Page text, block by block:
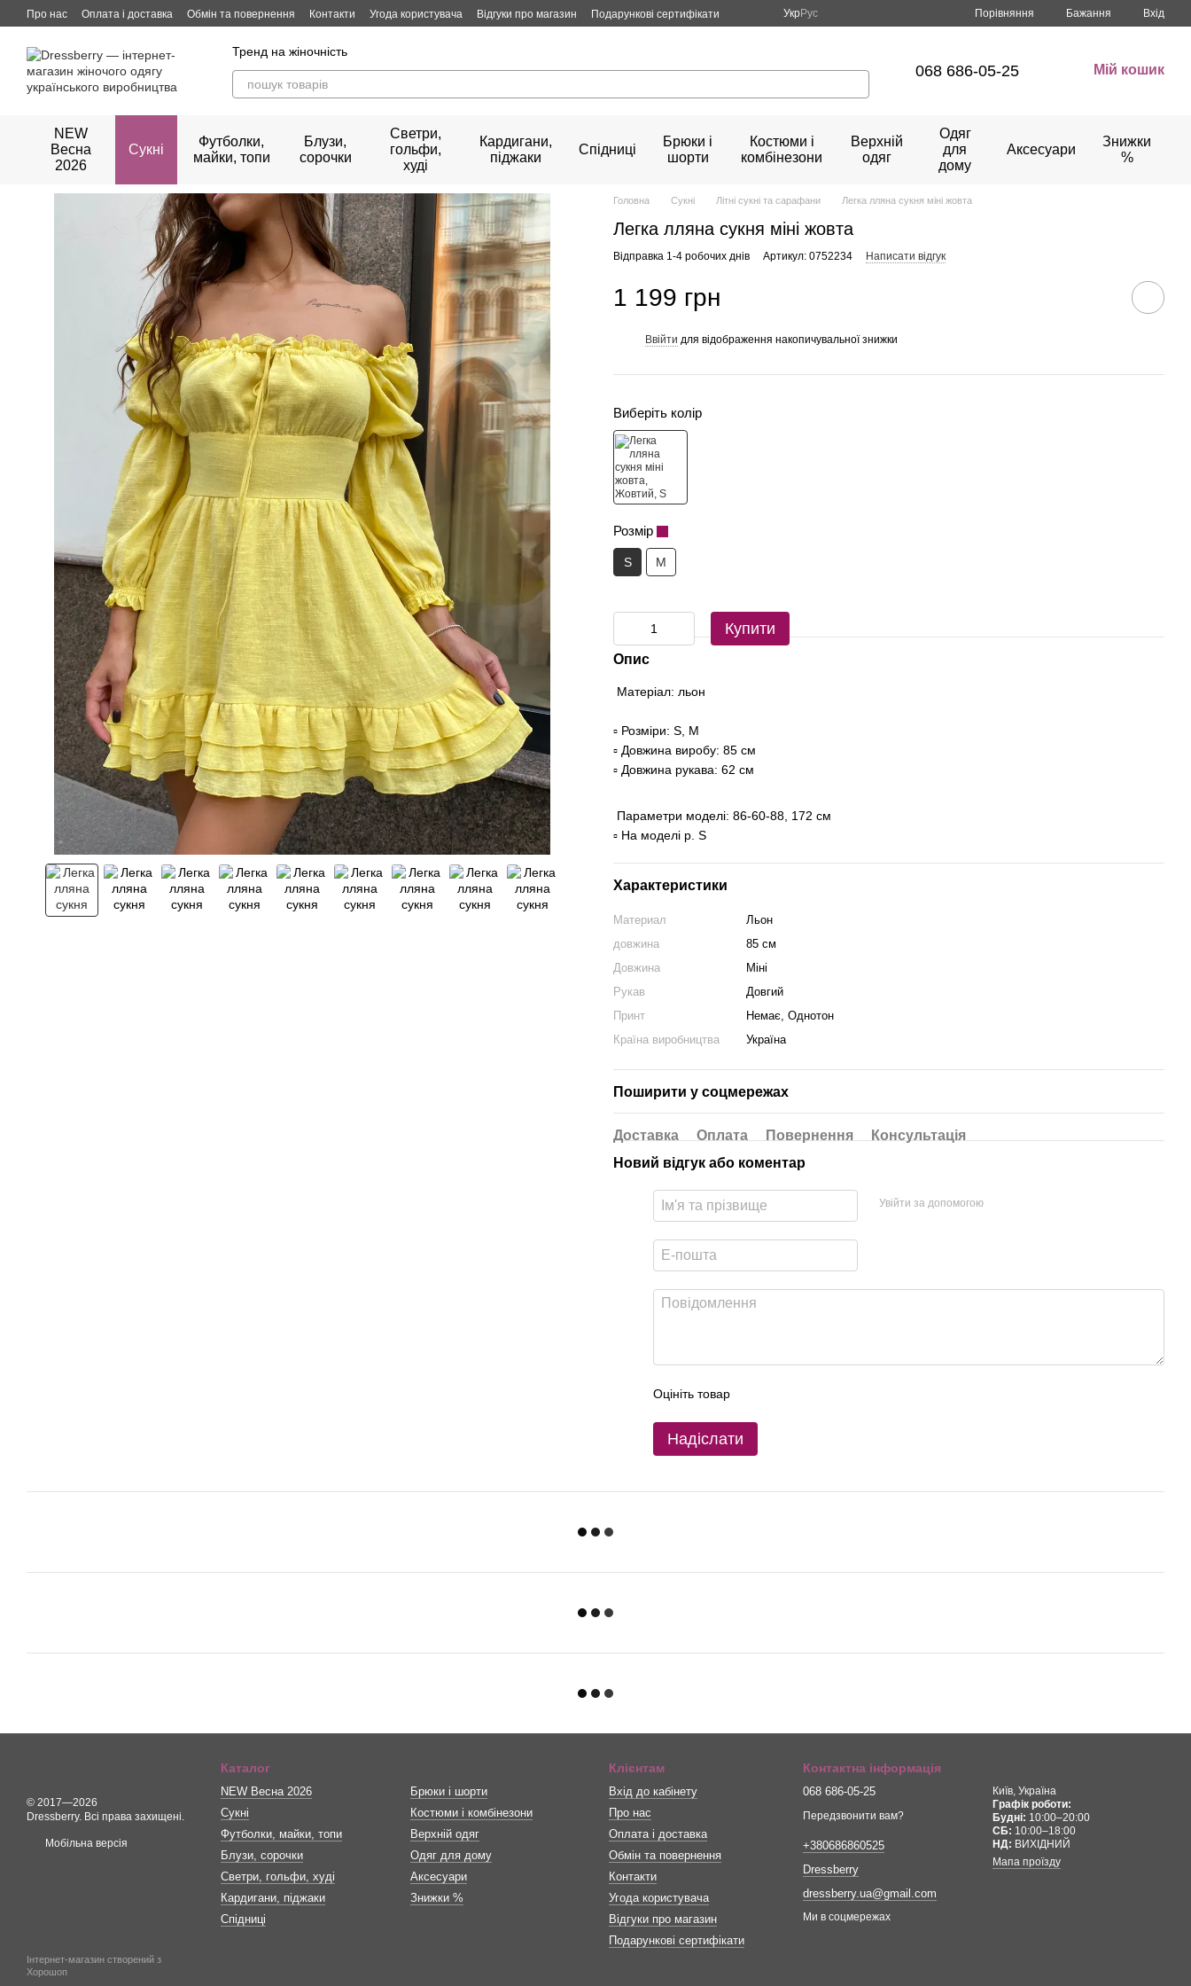
Перейти до основного контенту
Про нас Оплата і доставка Обмін та повернення Контакти Угода користувача Відгуки про магазин Подарункові сертифікати УкрРус Порівняння Бажання Вхід
Тренд на жіночність
068 686-05-25 Мій кошик
NEW
Весна
2026
Сукні
Футболки,
майки, топи
Блузи,
сорочки
Светри,
гольфи,
худі
Кардигани,
піджаки
Спідниці
Брюки і
шорти
Костюми і
комбінезони
Верхній
одяг
Одяг
для
дому
Аксесуари
Знижки
%
Головна Сукні Літні сукні та сарафани Легка лляна сукня міні жовта
Легка лляна сукня міні жовта
Відправка 1-4 робочих днів Артикул: 0752234 Написати відгук
1 199 грн
Ввійти для відображення накопичувальної знижки
Виберіть колір
Розмір
S M
Купити
Опис
Матеріал: льон
▫️ Розміри: S, M
▫️ Довжина виробу: 85 см
▫️ Довжина рукава: 62 см
Параметри моделі: 86-60-88, 172 см
▫️ На моделі р. S
Характеристики
Материал
Льон
довжина
85 см
Довжина
Міні
Рукав
Довгий
Принт
Немає, Однотон
Країна виробництва
Україна
Поширити у соцмережах
Доставка Оплата Повернення
Консультація
Новий відгук або коментар
Увійти за допомогою
Оцініть товар
Надіслати
© 2017—2026
Dressberry. Всі права захищені.
Мобільна версія
Інтернет-магазин створений з
Хорошоп
Каталог
NEW Весна 2026
Сукні
Футболки, майки, топи
Блузи, сорочки
Светри, гольфи, худі
Кардигани, піджаки
Спідниці
Брюки і шорти
Костюми і комбінезони
Верхній одяг
Одяг для дому
Аксесуари
Знижки %
Клієнтам
Вхід до кабінету
Про нас
Оплата і доставка
Обмін та повернення
Контакти
Угода користувача
Відгуки про магазин
Подарункові сертифікати
Контактна інформація
068 686-05-25
Передзвонити вам?
+380686860525
Dressberry
dressberry.ua@gmail.com
Київ, Україна
Графік роботи:
Будні: 10:00–20:00
СБ: 10:00–18:00
НД: ВИХІДНИЙ
Мапа проїзду
Ми в соцмережах